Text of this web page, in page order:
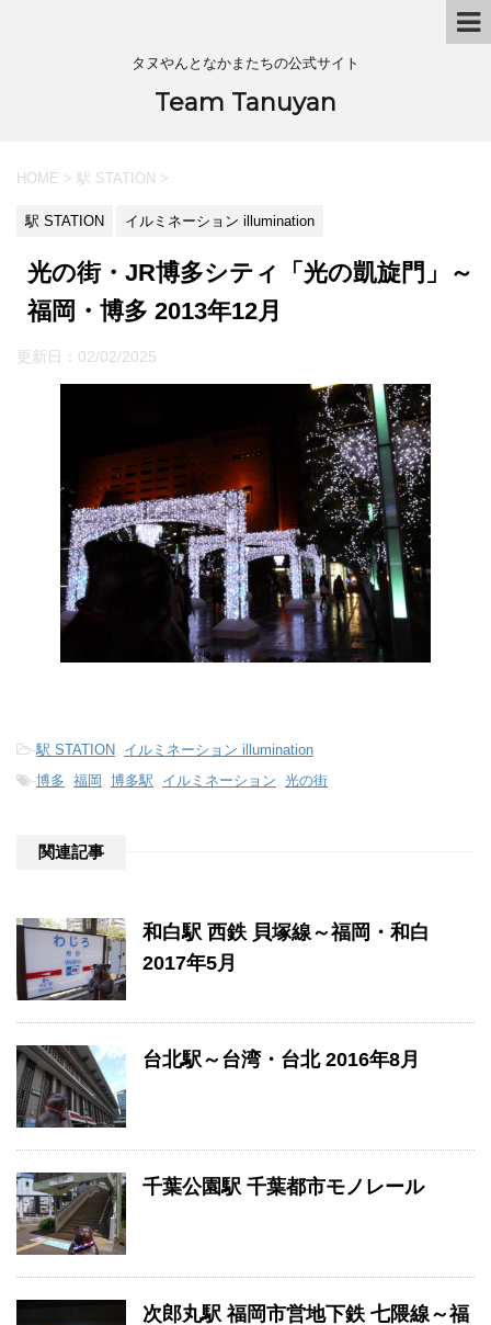
タヌやんとなかまたちの公式サイト
Team Tanuyan
HOME > 駅 STATION >
駅 STATION イルミネーション illumination
光の街・JR博多シティ「光の凱旋門」～
福岡・博多 2013年12月
更新日： 02/02/2025
-駅 STATION イルミネーション illumination
-博多 福岡 博多駅 イルミネーション 光の街
関連記事
和白駅 西鉄 貝塚線～福岡・和白
2017年5月
台北駅～台湾・台北 2016年8月
千葉公園駅 千葉都市モノレール
次郎丸駅 福岡市営地下鉄 七隈線～福